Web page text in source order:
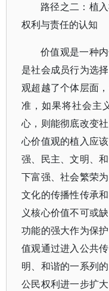
路径之二：植
权利与责任的认知
价值观是一种
是社会成员行为选
观超越了个体层面
准，如果将社会主
心，则能彻底改变
心价值观的植入应
强、民主、文明、
下富强、社会繁荣
文化的传播性传承
义核心价值不可或
功能的强大作为保
值观通过进入公共
明、和谐的一系列
公民权利进一步扩